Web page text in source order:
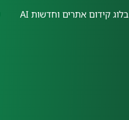
בלוג קידום אתרים וחדשות AI